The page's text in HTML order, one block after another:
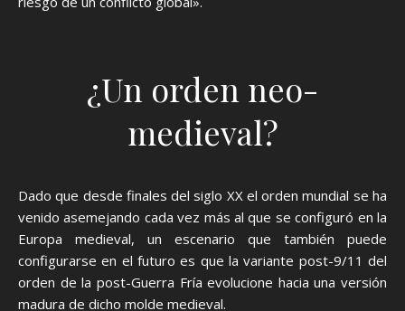
¿Un orden neo-
medieval?
Dado que desde finales del siglo XX el orden mundial se ha
venido asemejando cada vez más al que se configuró en la
Europa medieval, un escenario que también puede
configurarse en el futuro es que la variante post-9/11 del
orden de la post-Guerra Fría evolucione hacia una versión
madura de dicho molde medieval.